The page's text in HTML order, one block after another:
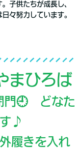
子供たちが成長し、
々努力しています。
まひろば
門🕘 どなた
♪
履きを入れ